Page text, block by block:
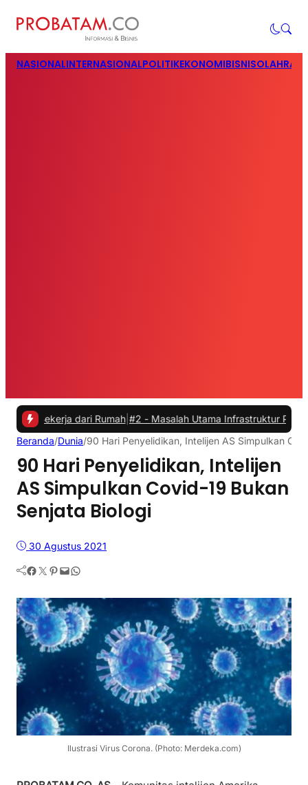
NASIONALINTERNASIONALPOLITIKEKONOMIBISNIS
dari Rumah |#2 -Masalah Utama Infrastruktur Pengisian Daya
Beranda/Dunia/90 Hari Penyelidikan, Intelijen AS Simpulkan
90 Hari Penyelidikan, Intelijen
AS Simpulkan Covid-19 Bukan
Senjata Biologi
30 Agustus 2021
Facebook Twitter Pinterest Mail WhatsApp
Ilustrasi Virus Corona. (Photo: Merdeka.com)